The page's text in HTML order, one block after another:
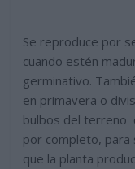
Se reproduce por
cuando estén
germinativo.
en primavera o
bulbos del terreno
por completo, para
que la planta